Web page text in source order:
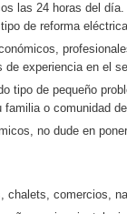
las 24 horas del
de reforma
experiencia en el
tipo de pequeño
familia o comunidad
no dude en
chalets, comercios,